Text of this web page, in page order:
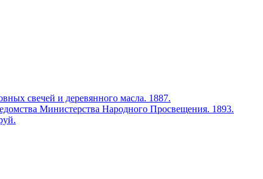
свечей и деревянного масла. 1887.
Министерства Народного Просвещения. 1893.